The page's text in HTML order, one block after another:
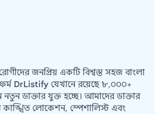
জনপ্রিয় একটি বিশ্বস্ত সহজ বাংলা
DrListify যেখানে রয়েছে ৮,০০০+
নতুন ডাক্তার যুক্ত হচ্ছে। আমাদের ডাক্তার
কাঙ্খিত লোকেশন, স্পেশালিস্ট এবং